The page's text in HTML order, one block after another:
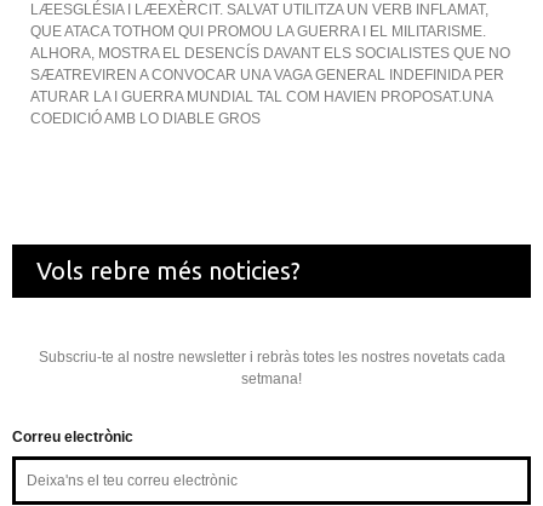
LÆESGLÉSIA I LÆEXÈRCIT. SALVAT UTILITZA UN VERB INFLAMAT,
QUE ATACA TOTHOM QUI PROMOU LA GUERRA I EL MILITARISME.
ALHORA, MOSTRA EL DESENCÍS DAVANT ELS SOCIALISTES QUE NO
SÆATREVIREN A CONVOCAR UNA VAGA GENERAL INDEFINIDA PER
ATURAR LA I GUERRA MUNDIAL TAL COM HAVIEN PROPOSAT.UNA
COEDICIÓ AMB LO DIABLE GROS
Vols rebre més noticies?
Subscriu-te al nostre newsletter i rebràs totes les nostres novetats cada
setmana!
Correu electrònic